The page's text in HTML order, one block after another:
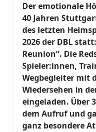
Der emotionale
40 Jahren
des letzten
2026 der DBL
Reunion“. Die
Spieler:innen,
Wegbegleiter mit
Wiedersehen in
eingeladen. Über
dem Aufruf und
ganz besondere